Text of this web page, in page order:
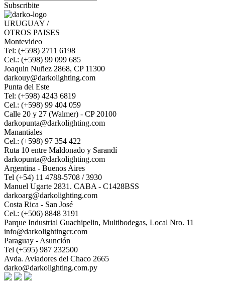
Subscribite
URUGUAY /
OTROS PAISES
Montevideo
Tel: (+598) 2711 6198
Cel.: (+598) 99 099 685
Joaquin Nuñez 2868, CP 11300
darkouy@darkolighting.com
Punta del Este
Tel: (+598) 4243 6819
Cel.: (+598) 99 404 059
Calle 20 y 27 (Walmer) - CP 20100
darkopunta@darkolighting.com
Manantiales
Cel.: (+598) 97 354 422
Ruta 10 entre Maldonado y Sarandí
darkopunta@darkolighting.com
Argentina - Buenos Aires
Tel (+54) 11 4788-5708 / 3930
Manuel Ugarte 2831. CABA - C1428BSS
darkoarg@darkolighting.com
Costa Rica - San José
Cel.: (+506) 8848 3191
Parque Industrial Guachipelin, Multibodegas, Local Nro. 11
info@darkolightingcr.com
Paraguay - Asunción
Tel (+595) 987 232500
Avda. Aviadores del Chaco 2665
darko@darkolighting.com.py